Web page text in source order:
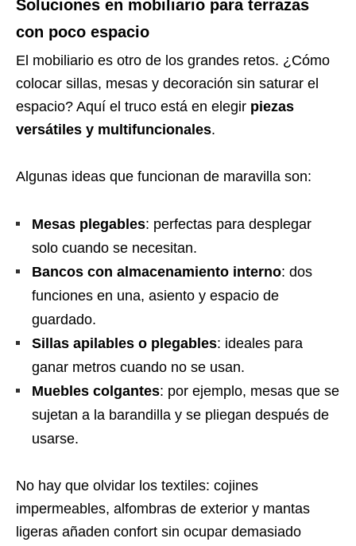
Soluciones en mobiliario para terrazas
con poco espacio
El mobiliario es otro de los grandes retos. ¿Cómo
colocar sillas, mesas y decoración sin saturar el
espacio? Aquí el truco está en elegir piezas
versátiles y multifuncionales.
Algunas ideas que funcionan de maravilla son:
Mesas plegables: perfectas para desplegar
solo cuando se necesitan.
Bancos con almacenamiento interno: dos
funciones en una, asiento y espacio de
guardado.
Sillas apilables o plegables: ideales para
ganar metros cuando no se usan.
Muebles colgantes: por ejemplo, mesas que se
sujetan a la barandilla y se pliegan después de
usarse.
No hay que olvidar los textiles: cojines
impermeables, alfombras de exterior y mantas
ligeras añaden confort sin ocupar demasiado